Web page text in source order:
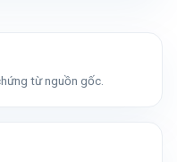
từ nguồn gốc.